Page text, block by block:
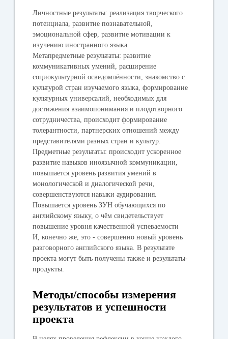
Личностные результаты: реализация творческого
потенциала, развитие познавательной,
эмоциональной сфер, развитие мотивации к
изучению иностранного языка.
Метапредметные результаты: развитие
коммуникативных умений, расширение
социокультурной осведомлённости, знакомство с
культурой стран изучаемого языка, формирование
культурных универсалий, необходимых для
достижения взаимопонимания и плодотворного
сотрудничества, происходит формирование
толерантности, партнерских отношений между
представителями разных стран и культур.
Предметные результаты: происходит ускоренное
развитие навыков иноязычной коммуникации,
повышается уровень развития умений в
монологической и диалогической речи,
совершенствуются навыки аудирования.
Повышается уровень ЗУН обучающихся по
английскому языку, о чём свидетельствует
повышение уровня качественной успеваемости
И, конечно же, это - совершенно новый уровень
разговорного английского языка. В результате
проекта могут быть получены также и результаты-
продукты.
Методы/способы измерения
результатов и успешности
проекта